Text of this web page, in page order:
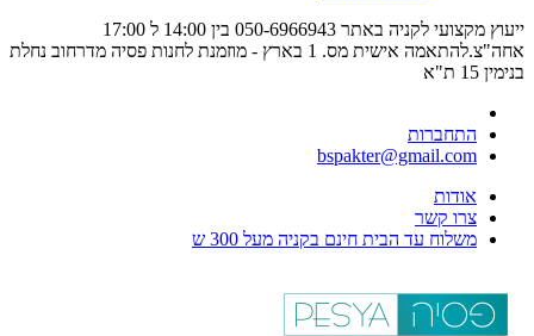
ייעוץ מקצועי לקניה באתר 050-6966943 בין 14:00 ל 17:00
אחה"צ.להתאמה אישית מס. 1 בארץ - מוזמנת לחנות פסיה מדרחוב נחלת
בנימין 15 ת"א
התחברות
bspakter@gmail.com
אודות
צרו קשר
משלוח עד הבית חינם בקניה מעל 300 ש